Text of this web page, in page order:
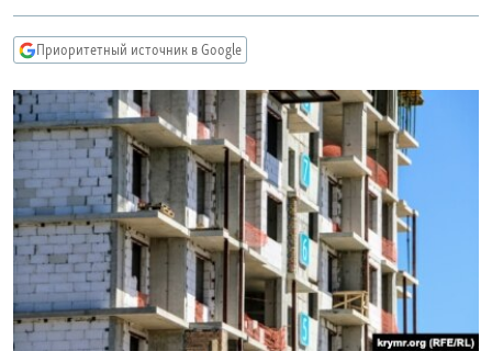
главной
навигации
Вернутся
поиску
IDEL.РЕАЛИИ
КАВКАЗ.РЕАЛИИ
СЕВЕР.РЕАЛИИ
СИБИРЬ.РЕАЛИИ
РАСПИСАНИЕ ВЕЩАНИЯ
ПОДПИШИТЕСЬ НА РАССЫЛКУ
СОЦИАЛЬНЫЕ СЕТИ
Приоритетный источник в Google